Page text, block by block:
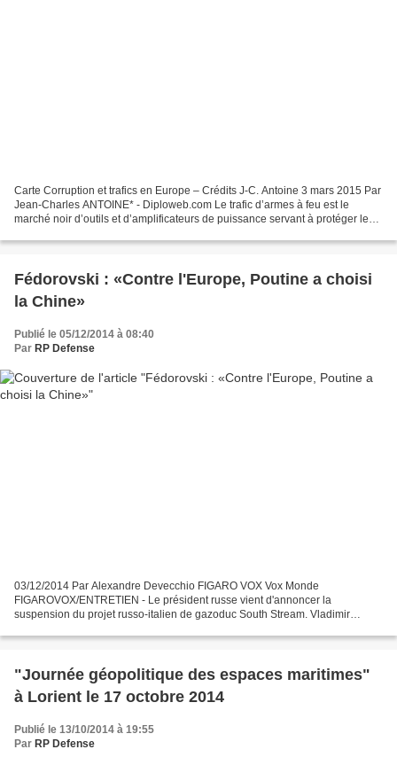
Carte Corruption et trafics en Europe – Crédits J-C. Antoine 3 mars 2015 Par
Jean-Charles ANTOINE* - Diploweb.com Le trafic d’armes à feu est le
marché noir d’outils et d’amplificateurs de puissance servant à protéger le
Fédorovski : «Contre l'Europe, Poutine a choisi
la Chine»
Publié le 05/12/2014 à 08:40
Par RP Defense
03/12/2014 Par Alexandre Devecchio FIGARO VOX Vox Monde
FIGAROVOX/ENTRETIEN - Le président russe vient d'annoncer la
suspension du projet russo-italien de gazoduc South Stream. Vladimir
"Journée géopolitique des espaces maritimes"
à Lorient le 17 octobre 2014
Publié le 13/10/2014 à 19:55
Par RP Defense